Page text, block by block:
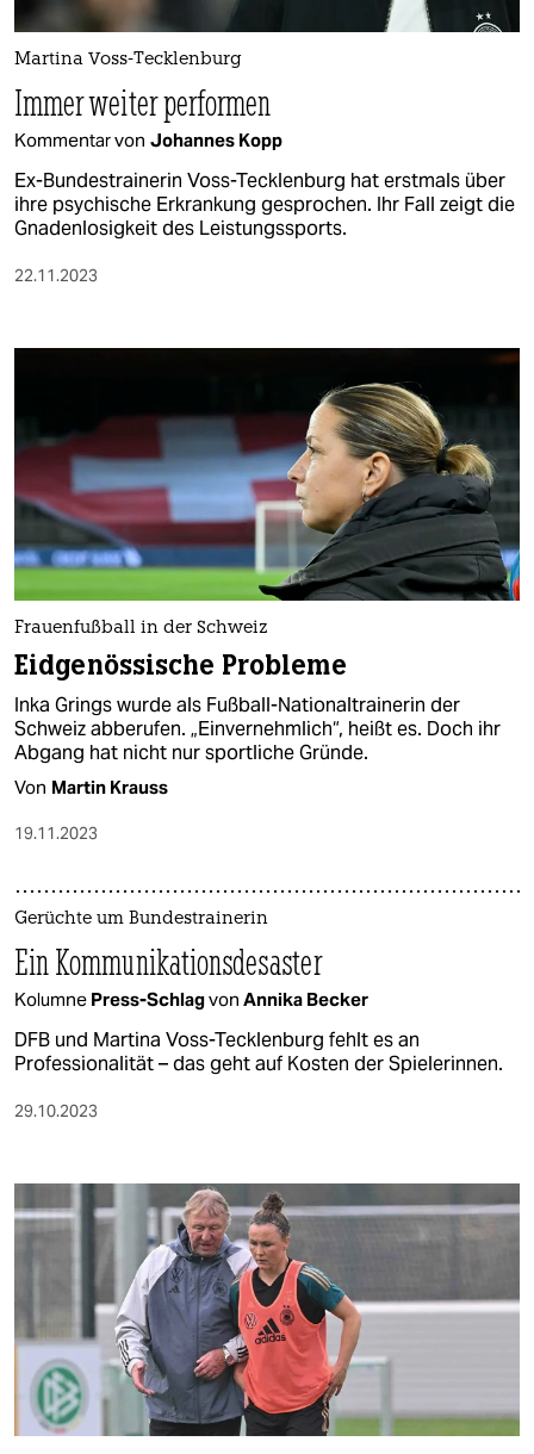
nord
wahrheit
verlag
fragen & hilfe
abo
genossenschaft
epaper login
Martina Voss-Tecklenburg
Immer weiter performen
Kommentar von Johannes Kopp
Ex-Bundestrainerin Voss-Tecklenburg hat erstmals über
ihre psychische Erkrankung gesprochen. Ihr Fall zeigt die
Gnadenlosigkeit des Leistungssports.
22.11.2023
Frauenfußball in der Schweiz
Eidgenössische Probleme
Inka Grings wurde als Fußball-Nationaltrainerin der
Schweiz abberufen. „Einvernehmlich“, heißt es. Doch ihr
Abgang hat nicht nur sportliche Gründe.
Von Martin Krauss
19.11.2023
Gerüchte um Bundestrainerin
Ein Kommunikationsdesaster
Kolumne Press-Schlagvon Annika Becker
DFB und Martina Voss-Tecklenburg fehlt es an
Professionalität – das geht auf Kosten der Spielerinnen.
29.10.2023